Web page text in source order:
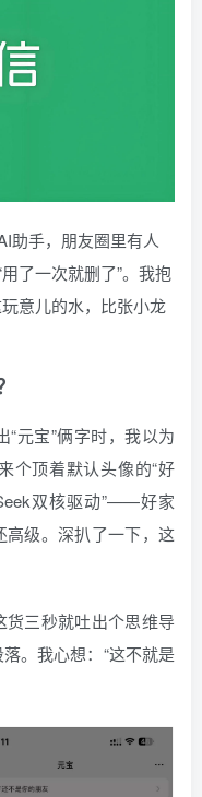
助手，朋友圈里有人
了一次就删了”。我抱
意儿的水，比张小龙
元宝”俩字时，我以为
个顶着默认头像的“好
双核驱动”——好家
级。深扒了一下，这
三秒就吐出个思维导
。我心想：“这不就是